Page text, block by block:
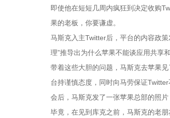
即使他在短短几周内疯狂到决定收购
果的老板，你要谦虚。
马斯克入主Twitter后，平台的内容政
理”推导出为什么苹果不能谈应用共享
带着这些大胆的问题，马斯克去苹果
台持谨慎态度，同时向马劳保证Twitter
会后，马斯克发了一张苹果总部的照
毕竟，在见到库克之前，马斯克的老朋